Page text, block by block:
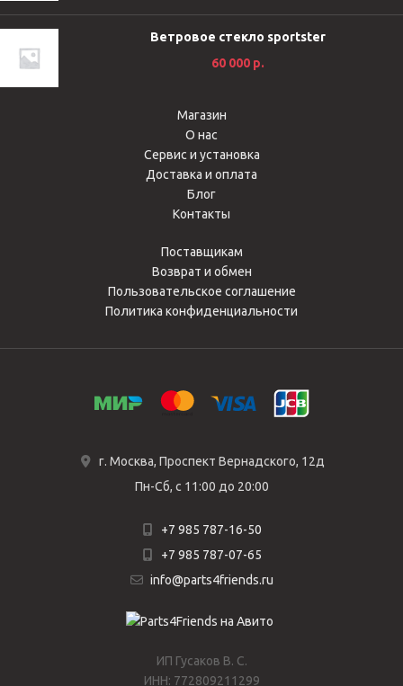
Ветровое стекло sportster
60 000 р.
Магазин
О нас
Сервис и установка
Доставка и оплата
Блог
Контакты
Поставщикам
Возврат и обмен
Пользовательское соглашение
Политика конфиденциальности
г. Москва, Проспект Вернадского, 12д
Пн-Сб, с 11:00 до 20:00
+7 985 787-16-50
+7 985 787-07-65
info@parts4friends.ru
ИП Гусаков В. С.
ИНН: 772809211299